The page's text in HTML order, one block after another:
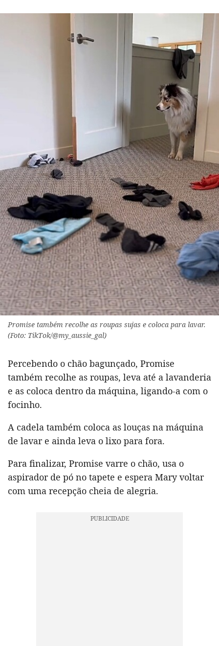
Promise também recolhe as roupas sujas e coloca para lavar.
(Foto: TikTok/@my_aussie_gal)
Percebendo o chão bagunçado, Promise
também recolhe as roupas, leva até a lavanderia
e as coloca dentro da máquina, ligando-a com o
focinho.
A cadela também coloca as louças na máquina
de lavar e ainda leva o lixo para fora.
Para finalizar, Promise varre o chão, usa o
aspirador de pó no tapete e espera Mary voltar
com uma recepção cheia de alegria.